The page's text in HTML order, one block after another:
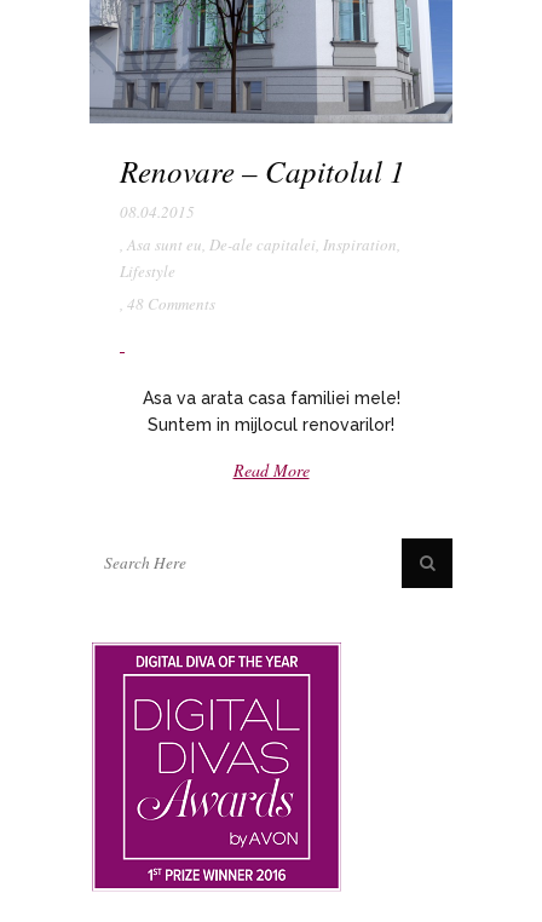
Renovare – Capitolul 1
08.04.2015
, Asa sunt eu, De-ale capitalei, Inspiration,
Lifestyle
, 48 Comments
Asa va arata casa familiei mele!
Suntem in mijlocul renovarilor!
Read More